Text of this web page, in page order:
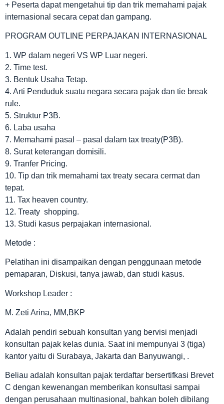
+ Peserta dapat mengetahui tip dan trik memahami pajak
internasional secara cepat dan gampang.
PROGRAM OUTLINE PERPAJAKAN INTERNASIONAL
1. WP dalam negeri VS WP Luar negeri.
2. Time test.
3. Bentuk Usaha Tetap.
4. Arti Penduduk suatu negara secara pajak dan tie break
rule.
5. Struktur P3B.
6. Laba usaha
7. Memahami pasal – pasal dalam tax treaty(P3B).
8. Surat keterangan domisili.
9. Tranfer Pricing.
10. Tip dan trik memahami tax treaty secara cermat dan
tepat.
11. Tax heaven country.
12. Treaty shopping.
13. Studi kasus perpajakan internasional.
Metode :
Pelatihan ini disampaikan dengan penggunaan metode
pemaparan, Diskusi, tanya jawab, dan studi kasus.
Workshop Leader :
M. Zeti Arina, MM,BKP
Adalah pendiri sebuah konsultan yang bervisi menjadi
konsultan pajak kelas dunia. Saat ini mempunyai 3 (tiga)
kantor yaitu di Surabaya, Jakarta dan Banyuwangi, .
Beliau adalah konsultan pajak terdaftar bersertifkasi Brevet
C dengan kewenangan memberikan konsultasi sampai
dengan perusahaan multinasional, bahkan boleh dibilang